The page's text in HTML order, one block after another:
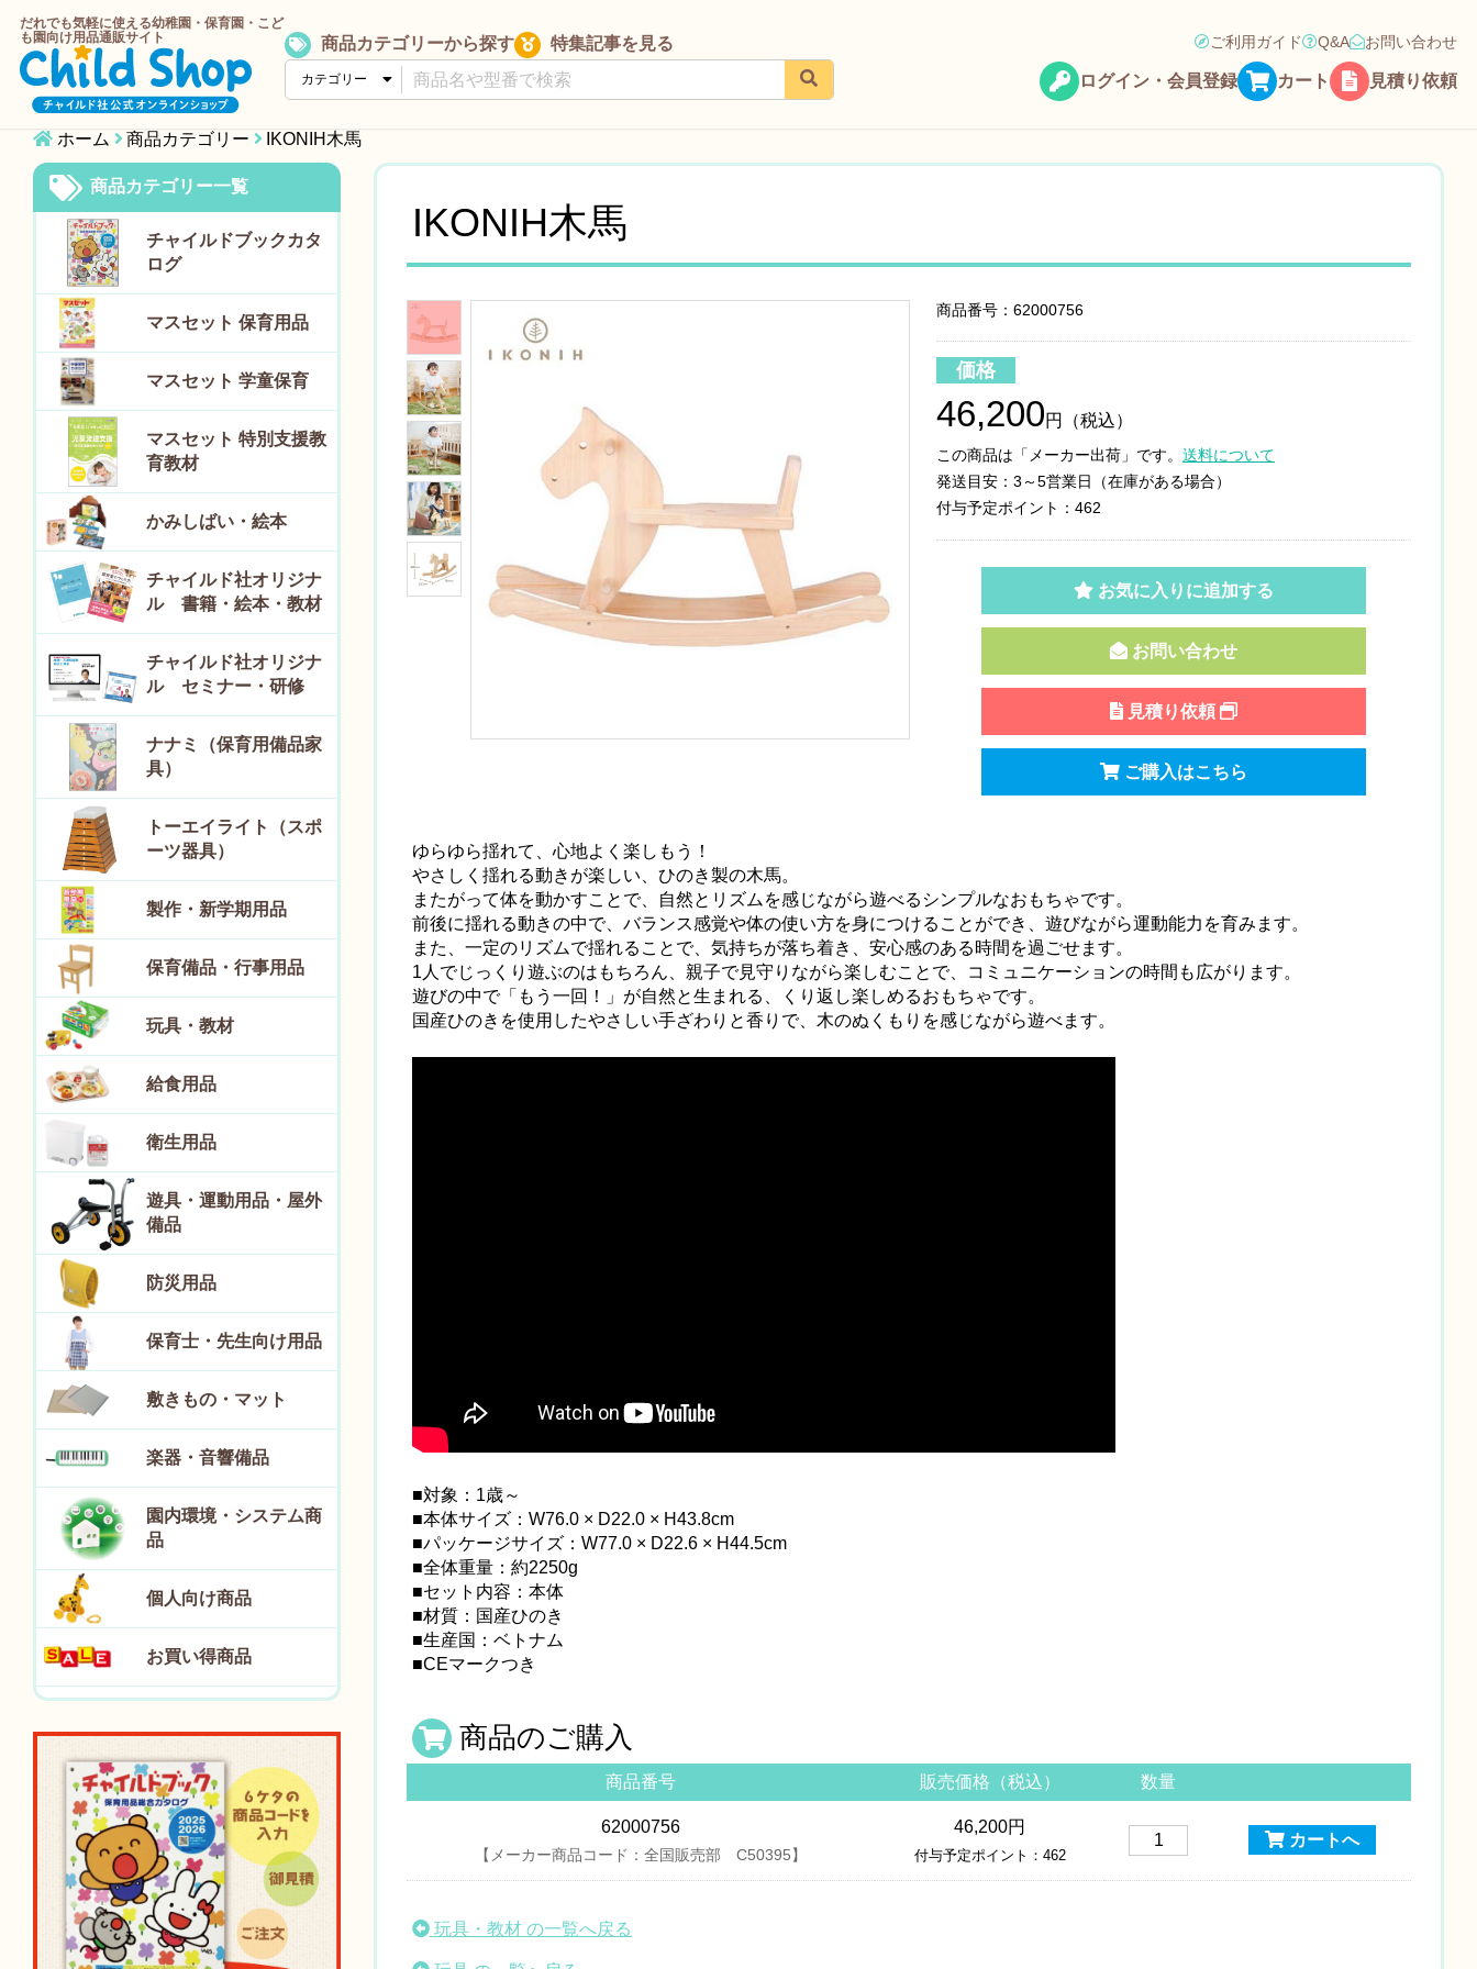
だれでも気軽に使える幼稚園・保育園・こど
も園向け用品通販サイト
商品カテゴリーから探す 特集記事を見る ご利用ガイド Q&A お問い合わせ
ログイン・会員登録 カート 見積り依頼
ホーム 商品カテゴリー IKONIH木馬
IKONIH木馬
商品番号：62000756
価格
46,200円（税込）
この商品は「メーカー出荷」です。 送料について
発送目安：3～5営業日（在庫がある場合）
付与予定ポイント：462
お気に入りに追加する
お問い合わせ
見積り依頼
ご購入はこちら
ゆらゆら揺れて、心地よく楽しもう！
やさしく揺れる動きが楽しい、ひのき製の木馬。
またがって体を動かすことで、自然とリズムを感じながら遊べるシンプルなおもちゃです。
前後に揺れる動きの中で、バランス感覚や体の使い方を身につけることができ、遊びながら運動能力を育みます。
また、一定のリズムで揺れることで、気持ちが落ち着き、安心感のある時間を過ごせます。
1人でじっくり遊ぶのはもちろん、親子で見守りながら楽しむことで、コミュニケーションの時間も広がります。
遊びの中で「もう一回！」が自然と生まれる、くり返し楽しめるおもちゃです。
国産ひのきを使用したやさしい手ざわりと香りで、木のぬくもりを感じながら遊べます。
■対象：1歳～
■本体サイズ：W76.0 × D22.0 × H43.8cm
■パッケージサイズ：W77.0 × D22.6 × H44.5cm
■全体重量：約2250g
■セット内容：本体
■材質：国産ひのき
■生産国：ベトナム
■CEマークつき
商品のご購入
商品番号 販売価格（税込） 数量
62000756
【メーカー商品コード：全国販売部 C50395】
46,200円
付与予定ポイント：462
カートへ
玩具・教材 の一覧へ戻る
商品カテゴリー一覧
チャイルドブックカタ
ログ
マスセット 保育用品
マスセット 学童保育
マスセット 特別支援教
育教材
かみしばい・絵本
チャイルド社オリジナ
ル 書籍・絵本・教材
チャイルド社オリジナ
ル セミナー・研修
ナナミ（保育用備品家
具）
トーエイライト（スポ
ーツ器具）
製作・新学期用品
保育備品・行事用品
玩具・教材
給食用品
衛生用品
遊具・運動用品・屋外
備品
防災用品
保育士・先生向け用品
敷きもの・マット
楽器・音響備品
園内環境・システム商
品
個人向け商品
お買い得商品